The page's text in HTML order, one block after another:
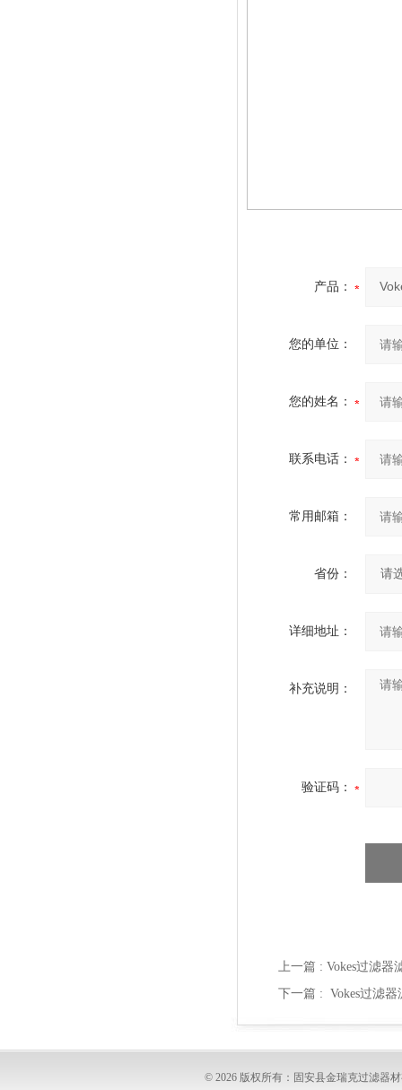
产品：
您的单位：
您的姓名：
联系电话：
常用邮箱：
省份：
详细地址：
补充说明：
验证码：
上一篇 : Vokes过滤器
下一篇 : Vokes过滤器
© 2026 版权所有：固安县金瑞克过滤器